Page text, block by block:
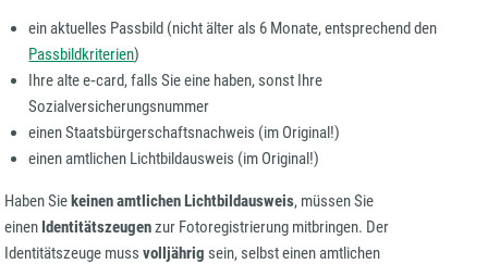
ein aktuelles Passbild (nicht älter als 6 Monate, entsprechend den
Passbildkriterien)
Ihre alte e‑card, falls Sie eine haben, sonst Ihre
Sozialversicherungsnummer
einen Staatsbürgerschaftsnachweis (im Original!)
einen amtlichen Lichtbildausweis (im Original!)
Haben Siekeinen amtlichen Lichtbildausweis, müssen Sie
einen Identitätszeugenzur Fotoregistrierung mitbringen. Der
Identitätszeuge mussvolljährig sein, selbst einen amtlichen